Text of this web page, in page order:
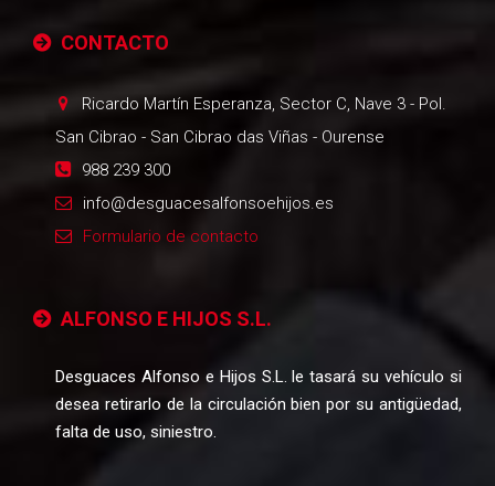
CONTACTO
Ricardo Martín Esperanza, Sector C, Nave 3 - Pol.
San Cibrao - San Cibrao das Viñas - Ourense
988 239 300
info@desguacesalfonsoehijos.es
Formulario de contacto
ALFONSO E HIJOS S.L.
Desguaces Alfonso e Hijos S.L. le tasará su vehículo si
desea retirarlo de la circulación bien por su antigüedad,
falta de uso, siniestro.